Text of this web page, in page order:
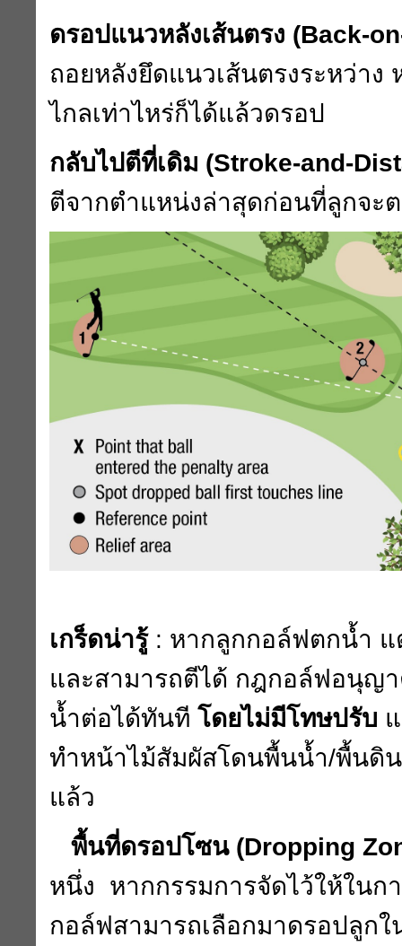
ดรอปแนวหลังเส้นตรง (Back-
ถอยหลังยึดแนวเส้นตรงระหว่า
ไกลเท่าไหร่ก็ได้แล้วดรอป
กลับไปตีที่เดิม (Stroke-and-
ตีจากตำแหน่งล่าสุดก่อนที่ลูกจะ
เกร็ดน่ารู้ : หากลูกกอล์ฟตกน้ำ
และสามารถตีได้ กฎกอล์ฟอนุญ
น้ำต่อได้ทันที โดยไม่มีโทษปรับ
ทำหน้าไม้สัมผัสโดนพื้นน้ำ/พื้นดิ
แล้ว
พื้นที่ดรอปโซน (Dropping
หนึ่ง หากกรรมการจัดไว้ให้ในก
กอล์ฟสามารถเลือกมาดรอปลูก